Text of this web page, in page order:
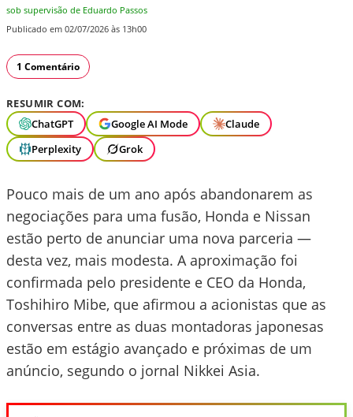
sob supervisão de Eduardo Passos
Publicado em 02/07/2026 às 13h00
1 Comentário
RESUMIR COM:
ChatGPT
Google AI Mode
Claude
Perplexity
Grok
Pouco mais de um ano após abandonarem as
negociações para uma fusão, Honda e Nissan
estão perto de anunciar uma nova parceria —
desta vez, mais modesta. A aproximação foi
confirmada pelo presidente e CEO da Honda,
Toshihiro Mibe, que afirmou a acionistas que as
conversas entre as duas montadoras japonesas
estão em estágio avançado e próximas de um
anúncio, segundo o jornal Nikkei Asia.